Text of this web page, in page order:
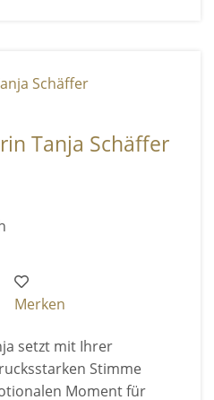
Tanja Schäffer
Merken
setzt mit Ihrer
Stimme
Moment für